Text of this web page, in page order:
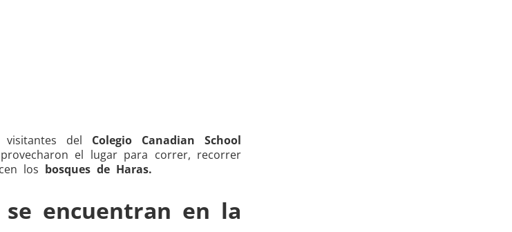
del Colegio Canadian School
el lugar para correr, recorrer
los bosques de Haras.
encuentran en la